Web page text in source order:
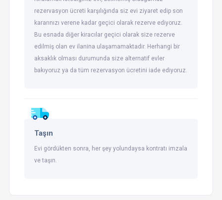
rezervasyon ücreti karşılığında siz evi ziyaret edip son
kararınızı verene kadar geçici olarak rezerve ediyoruz.
Bu esnada diğer kiracılar geçici olarak size rezerve
edilmiş olan ev ilanina ulaşamamaktadir. Herhangi bir
aksaklık olması durumunda size alternatif evler
bakıyoruz ya da tüm rezervasyon ücretini iade ediyoruz.
Taşın
Evi gördükten sonra, her şey yolundaysa kontratı imzala
ve taşın.